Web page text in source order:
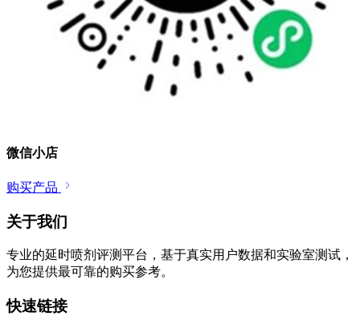
微信小店
购买产品
关于我们
专业的延时喷剂评测平台，基于真实用户数据和实验室测试，
为您提供最可靠的购买参考。
快速链接